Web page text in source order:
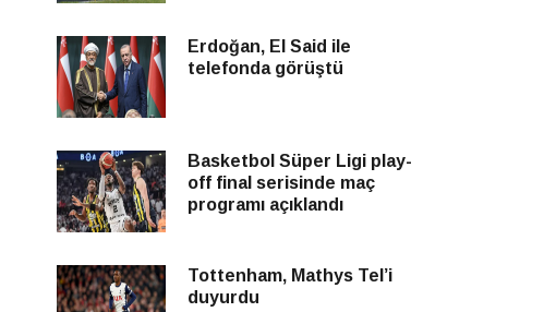
Erdoğan, El Said ile
telefonda görüştü
Basketbol Süper Ligi play-
off final serisinde maç
programı açıklandı
Tottenham, Mathys Tel’i
duyurdu